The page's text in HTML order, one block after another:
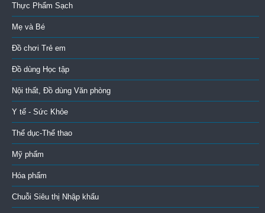
Thực Phẩm Sạch
Mẹ và Bé
Đồ chơi Trẻ em
Đồ dùng Học tập
Nội thất, Đồ dùng Văn phòng
Y tế - Sức Khỏe
Thể dục-Thể thao
Mỹ phẩm
Hóa phẩm
Chuỗi Siêu thị Nhập khẩu